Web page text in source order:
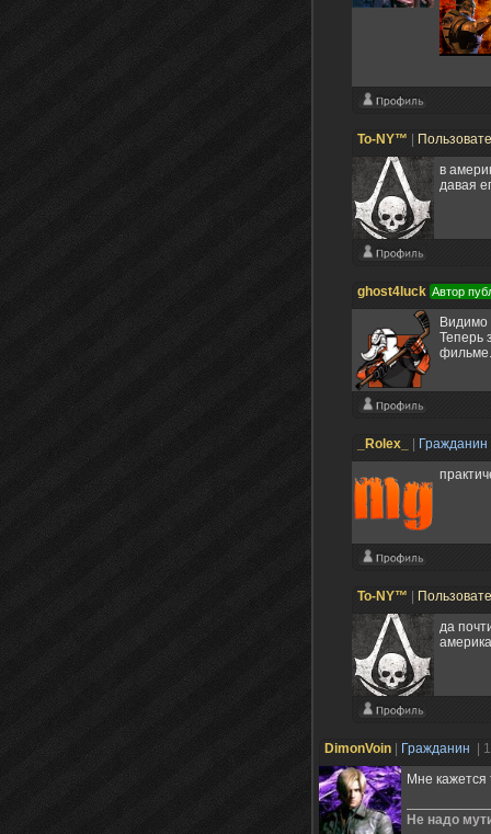
To-NY™
в
давая
ghost4luck Автор
Видимо
Теперь
фильме.
_Rolex_
Гражданин
To-NY™
да
DimonVoin Гражданин
|
Мне кажется
Не надо